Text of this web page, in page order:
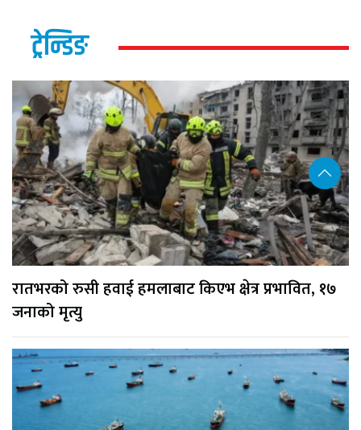
ट्रेन्डिङ
रातभरको रुसी हवाई हमलाबाट किएभ क्षेत्र प्रभावित, १७
जनाको मृत्यु